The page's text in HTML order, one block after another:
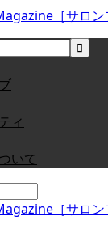
ィ
いて